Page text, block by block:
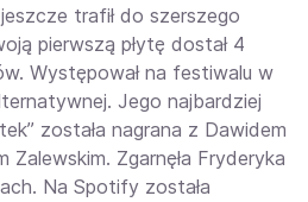
trafił do szerszego
pierwszą płytę dostał 4
Występował na festiwalu w
Jego najbardziej
została nagrana z Dawidem
Zalewskim. Zgarnęła Fryderyka
Na Spotify została